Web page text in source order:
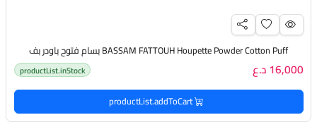
BASSAM FATTOUH Houpette Powder Cotton Puff بسام فتوح باودر بف
16,000 د.ع productList.inStock
productList.addToCart